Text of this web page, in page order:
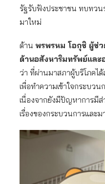
รัฐรับฟังประชาชน ทบทวน
มาใหม่
ด้าน พรพรหม โอกุชิ ผู้ช่ว
ด้านอสังหาริมทรัพย์และ
ว่า ที่ผ่านมาสภาผู้บริโภคไ
เพื่อทำความเข้าใจกระบวน
เนื่องจากยังมีปัญหาการมี
เรื่องของกระบวนการและม